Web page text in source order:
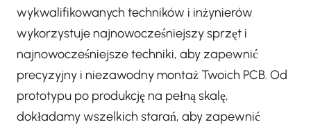
wykwalifikowanych techników i inżynierów
wykorzystuje najnowocześniejszy sprzęt i
najnowocześniejsze techniki, aby zapewnić
precyzyjny i niezawodny montaż Twoich PCB. Od
prototypu po produkcję na pełną skalę,
dokładamy wszelkich starań, aby zapewnić